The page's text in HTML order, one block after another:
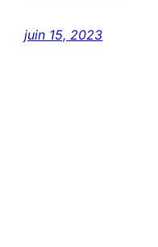
juin 15, 2023